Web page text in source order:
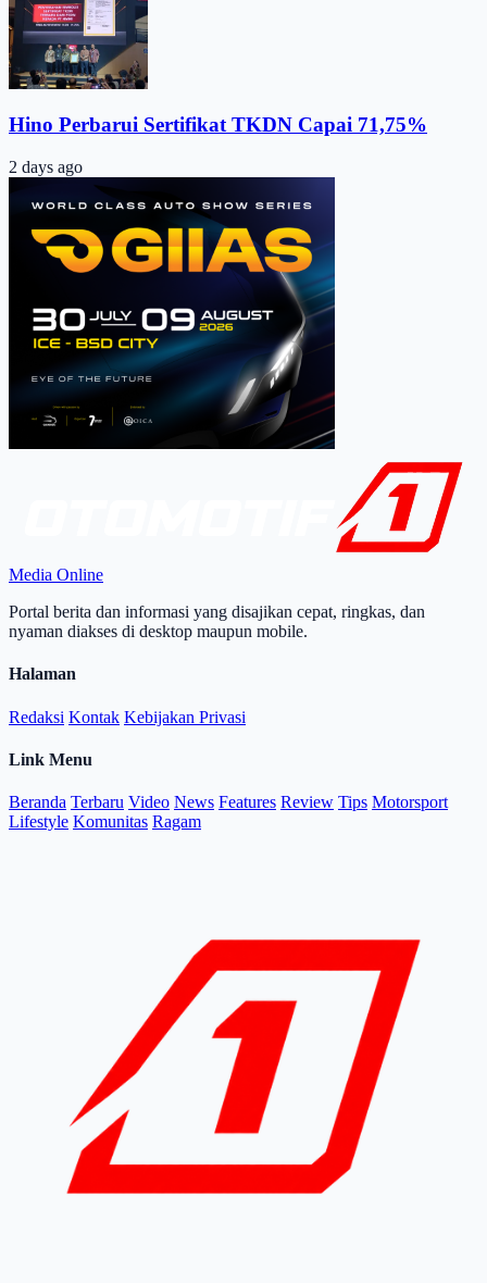
Hino Perbarui Sertifikat TKDN Capai 71,75%
2 days ago
Media Online
Portal berita dan informasi yang disajikan cepat, ringkas, dan
nyaman diakses di desktop maupun mobile.
Halaman
Redaksi Kontak Kebijakan Privasi
Link Menu
Beranda Terbaru Video News Features Review Tips Motorsport
Lifestyle Komunitas Ragam